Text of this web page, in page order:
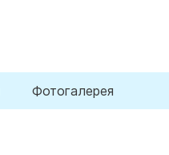
Фотогалерея